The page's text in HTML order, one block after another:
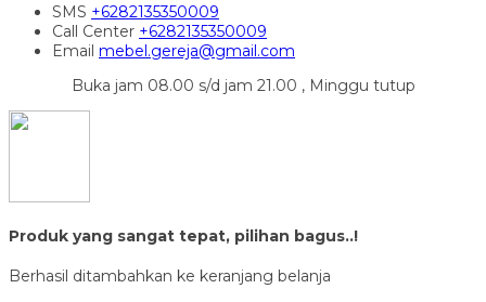
SMS +6282135350009
Call Center +6282135350009
Email mebel.gereja@gmail.com
Buka jam 08.00 s/d jam 21.00 , Minggu tutup
Produk yang sangat tepat, pilihan bagus..!
Berhasil ditambahkan ke keranjang belanja